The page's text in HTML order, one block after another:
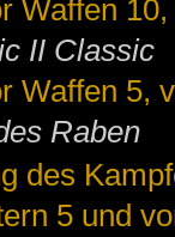
Waffen
II Classic
Waffen 5,
Raben
des
5 und